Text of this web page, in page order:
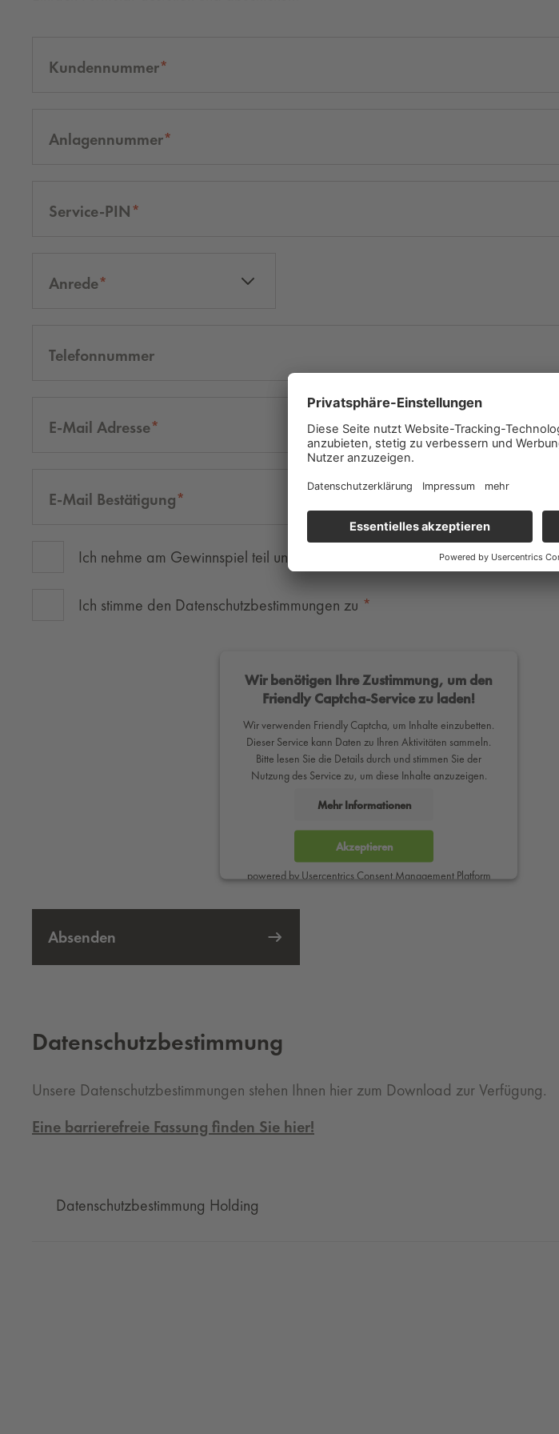
Kundennummer
Anlagennummer
Service-PIN
Anrede
Telefonnummer
E-Mail Adresse
E-Mail Bestätigung
Ich nehme am Gewinnspiel teil und akzeptiere die Teilnahmebedingungen
Ich stimme den Datenschutzbestimmungen zu
Wir benötigen Ihre Zustimmung, um den
Friendly Captcha-Service zu laden!
Wir verwenden Friendly Captcha, um Inhalte einzubetten.
Dieser Service kann Daten zu Ihren Aktivitäten sammeln.
Bitte lesen Sie die Details durch und stimmen Sie der
Nutzung des Service zu, um diese Inhalte anzuzeigen.
Mehr Informationen
Akzeptieren
powered by Usercentrics Consent Management Platform
Absenden
Da­ten­schutz­be­stim­mung
Unsere Datenschutzbestimmungen stehen Ihnen hier zum Download zur Verfügung.
Eine barrierefreie Fassung finden Sie hier!
Datenschutzbestimmung Holding